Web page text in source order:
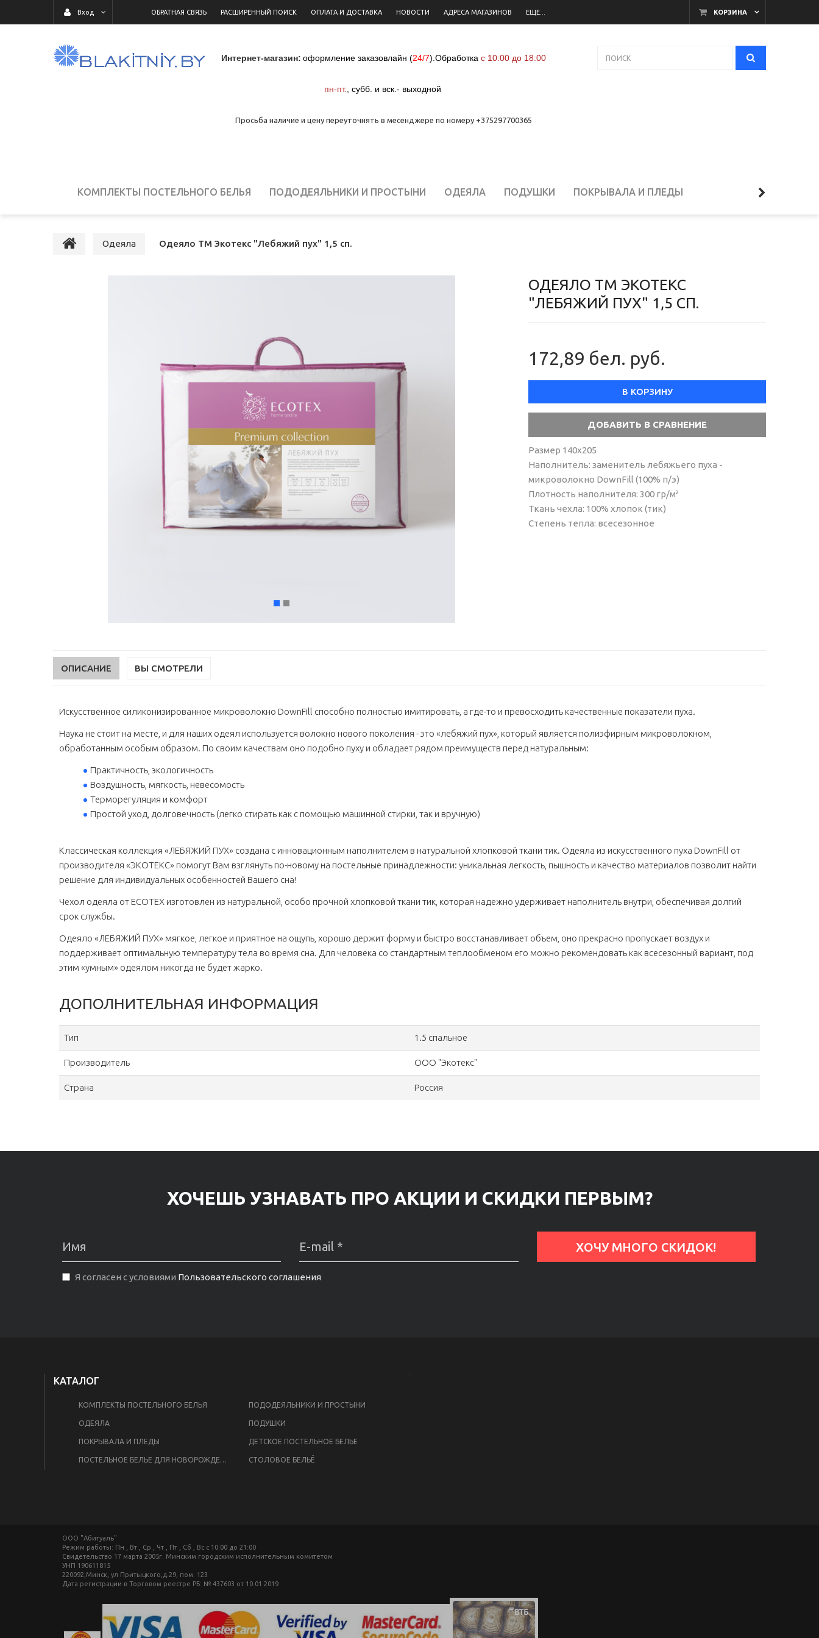
КОРЗИНА
Вход ОБРАТНАЯ СВЯЗЬ РАСШИРЕННЫЙ ПОИСК ОПЛАТА И ДОСТАВКА НОВОСТИ АДРЕСА МАГАЗИНОВ ЕЩЕ...
Интернет-магазин: оформление заказовлайн (24/7) Обработка с 10:00 до 18:00
пн-пт. субб. и вск.- выходной
Просьба наличие и цену переуточнять в месенджере по номеру +375297700365
КОМПЛЕКТЫ ПОСТЕЛЬНОГО БЕЛЬЯ ПОДОДЕЯЛЬНИКИ И ПРОСТЫНИ ОДЕЯЛА ПОДУШКИ ПОКРЫВАЛА И ПЛЕДЫ
Одеяла Одеяло ТМ Экотекс "Лебяжий пух" 1,5 сп.
ОДЕЯЛО ТМ ЭКОТЕКС
"ЛЕБЯЖИЙ ПУХ" 1,5 СП.
172,89 бел. руб.
В КОРЗИНУ
Размер 140х205
Наполнитель: заменитель лебяжьего пуха -
микроволокно DownFill (100% п/э)
Плотность наполнителя: 300 гр/м²
Ткань чехла: 100% хлопок (тик)
Степень тепла: всесезонное
ОПИСАНИЕ ВЫ СМОТРЕЛИ
Искусственное силиконизированное микроволокно DownFill способно полностью имитировать, а где-то и превосходить качественные показатели пуха.
Наука не стоит на месте, и для наших одеял используется волокно нового поколения - это «лебяжий пух», который является полиэфирным микроволокном,
обработанным особым образом. По своим качествам оно подобно пуху и обладает рядом преимуществ перед натуральным:
Практичность, экологичность
Воздушность, мягкость, невесомость
Терморегуляция и комфорт
Простой уход, долговечность (легко стирать как с помощью машинной стирки, так и вручную)
Классическая коллекция «ЛЕБЯЖИЙ ПУХ» создана с инновационным наполнителем в натуральной хлопковой ткани тик. Одеяла из искусственного пуха DownFill от
производителя «ЭКОТЕКС» помогут Вам взглянуть по-новому на постельные принадлежности: уникальная легкость, пышность и качество материалов позволит найти
решение для индивидуальных особенностей Вашего сна!
Чехол одеяла от ECOTEX изготовлен из натуральной, особо прочной хлопковой ткани тик, которая надежно удерживает наполнитель внутри, обеспечивая долгий
срок службы.
Одеяло «ЛЕБЯЖИЙ ПУХ» мягкое, легкое и приятное на ощупь, хорошо держит форму и быстро восстанавливает объем, оно прекрасно пропускает воздух и
поддерживает оптимальную температуру тела во время сна. Для человека со стандартным теплообменом его можно рекомендовать как всесезонный вариант, под
этим «умным» одеялом никогда не будет жарко.
ДОПОЛНИТЕЛЬНАЯ ИНФОРМАЦИЯ
Тип 1.5 спальное
Производитель ООО "Экотекс"
Страна Россия
ХОЧЕШЬ УЗНАВАТЬ ПРО АКЦИИ И СКИДКИ ПЕРВЫМ?
Я согласен с условиями Пользовательского соглашения
КАТАЛОГ
КОМПЛЕКТЫ ПОСТЕЛЬНОГО БЕЛЬЯ ПОДОДЕЯЛЬНИКИ И ПРОСТЫНИ
ОДЕЯЛА ПОДУШКИ
ПОКРЫВАЛА И ПЛЕДЫ ДЕТСКОЕ ПОСТЕЛЬНОЕ БЕЛЬЕ
ПОСТЕЛЬНОЕ БЕЛЬЕ ДЛЯ НОВОРОЖДЕННЫХ СТОЛОВОЕ БЕЛЬЁ
ООО "Абитуаль"
Режим работы: Пн , Вт , Ср , Чт , Пт , Сб , Вс c 10:00 до 21:00
Свидетельство 17 марта 2005г. Минским городским исполнительным комитетом
УНП 190611815
220092,Минск, ул Притыцкого,д.29, пом. 123
Дата регистрации в Торговом реестре РБ: № 437603 от 10.01.2019